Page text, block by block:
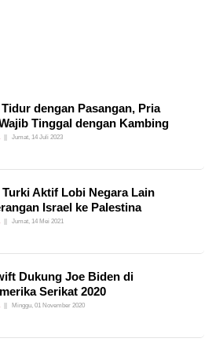
dengan Pasangan, Pria
Tinggal dengan Kambing
Jumat, 14 Juli 2023
Turki Aktif Lobi Negara Lain
Israel ke Palestina
Jumat, 14 Mei 2021
Dukung Joe Biden di
Serikat 2020
Minggu, 01 November 2020